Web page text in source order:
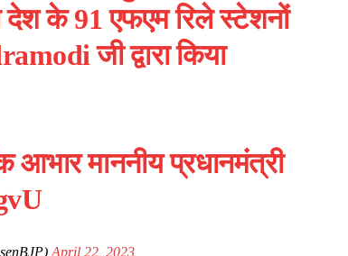
के 91 एफएम रिले स्टेशनों
जी द्वारा किया
आभार माननीय प्रधानमंत्री
April 22, 2023